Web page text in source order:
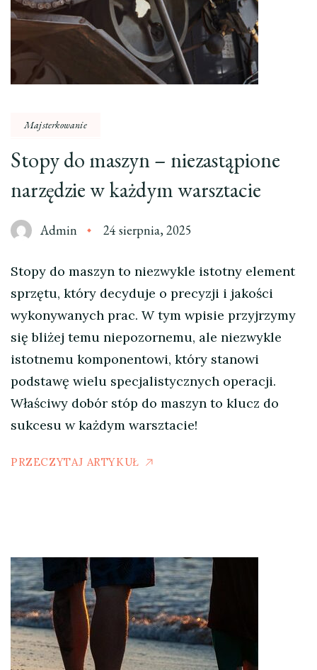
Majsterkowanie
Stopy do maszyn – niezastąpione
narzędzie w każdym warsztacie
Admin 24 sierpnia, 2025
Stopy do maszyn to niezwykle istotny element
sprzętu, który decyduje o precyzji i jakości
wykonywanych prac. W tym wpisie przyjrzymy
się bliżej temu niepozornemu, ale niezwykle
istotnemu komponentowi, który stanowi
podstawę wielu specjalistycznych operacji.
Właściwy dobór stóp do maszyn to klucz do
sukcesu w każdym warsztacie!
PRZECZYTAJ ARTYKUŁ